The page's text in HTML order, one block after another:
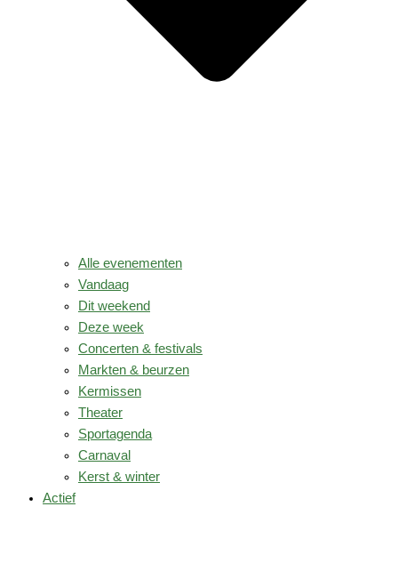
Alle evenementen
Vandaag
Dit weekend
Deze week
Concerten & festivals
Markten & beurzen
Kermissen
Theater
Sportagenda
Carnaval
Kerst & winter
Actief